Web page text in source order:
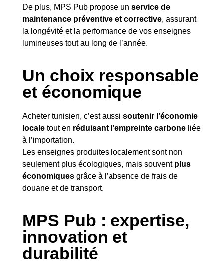
De plus, MPS Pub propose un service de
maintenance préventive et corrective, assurant
la longévité et la performance de vos enseignes
lumineuses tout au long de l’année.
Un choix responsable
et économique
Acheter tunisien, c’est aussi soutenir l’économie
locale tout en réduisant l’empreinte carbone liée
à l’importation.
Les enseignes produites localement sont non
seulement plus écologiques, mais souvent plus
économiques grâce à l’absence de frais de
douane et de transport.
MPS Pub : expertise,
innovation et
durabilité